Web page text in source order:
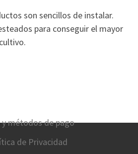
son sencillos de instalar.
para conseguir el mayor
y métodos de pago
de Privacidad